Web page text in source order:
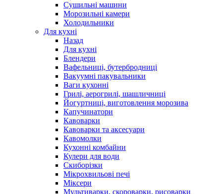
Сушильні машини
Морозильні камери
Холодильники
Для кухні
Назад
Для кухні
Блендери
Вафельниці, бутербродниці
Вакуумні пакувальники
Ваги кухонні
Грилі, аерогрилі, шашличниці
Йогуртниці, виготовлення морозива
Капучинатори
Кавоварки
Кавоварки та аксесуари
Кавомолки
Кухонні комбайни
Кулери для води
Скиборізки
Мікрохвильові печі
Міксери
Мультиварки, скороварки, рисоварки